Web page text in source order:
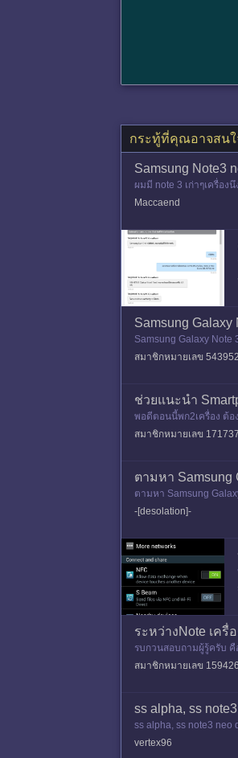
กระทู้ที่คุณอาจสนใ
Samsung Note3
ผมมี note 3 เก่าๆเครื่อ
Maccaend
Samsung
Samsung Galaxy
สมาชิกหมายเลข
ช่วยแนะนำ
พอดีตอนนี้พก2เครื่อง ต้อ
กได้2ซิมสเปคโหดๆ ร
สมาชิกหมายเลข
ตามหา Samsung
ตามหา Samsung
-[desolation]-
ระหว่างNote เครื่
รบกวนสอบถามผู้รู้ครับ คื
มในไทยได้ไหม
สมาชิกหมายเลข
ss alpha, ss
ss alpha, ss note3
vertex96